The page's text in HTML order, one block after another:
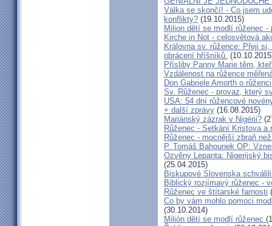
Válka se skončí! - Co jsem
konflikty? (19.10.2015)
Milion dětí se modlí růženec
Kirche in Not - celosvětová
Královna sv. růžence: Přeji
obrácení hříšníků.
Přísliby Panny Marie těm,
Vzdálenost na růžence
Don Gabriele Amorth o růženci
Sv. Růženec - provaz, který
USA: 54 dní růžencové
+ další zprávy (16.08.2015)
Mariánský zázrak v Nigérii?
Růženec - Setkání Kristova a
Růženec - mocnější zbraň
P. Tomáš Bahounek OP:
Ozvěny Lepanta: Nigerijský
(25.04.2015)
Biskupové Slovenska
Biblický rozjímavý růženec -
Růženec ve štítarské farnosti
Co by vám mohlo pomoci
(30.10.2014)
Milión dětí se modlí růženec